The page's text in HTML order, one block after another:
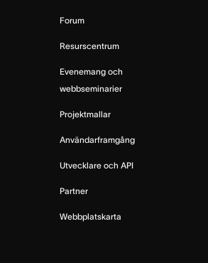
Forum
Resurscentrum
Evenemang och
webbseminarier
Projektmallar
Användarframgång
Utvecklare och API
Partner
Webbplatskarta